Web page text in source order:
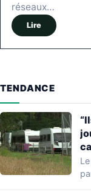
réseaux…
Lire
TENDANCE